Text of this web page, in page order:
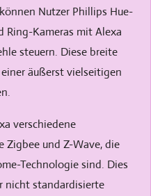
Nutzer Phillips Hue-
Ring-Kameras mit Alexa
steuern. Diese breite
äußerst vielseitigen
verschiedene
und Z-Wave, die
Technologie sind. Dies
nicht standardisierte